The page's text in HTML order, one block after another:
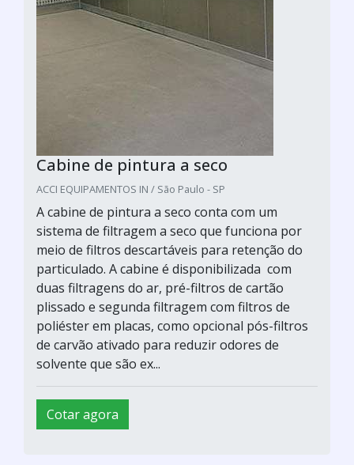
Cabine de pintura a seco
ACCI EQUIPAMENTOS IN / São Paulo - SP
A cabine de pintura a seco conta com um
sistema de filtragem a seco que funciona por
meio de filtros descartáveis para retenção do
particulado. A cabine é disponibilizada com
duas filtragens do ar, pré-filtros de cartão
plissado e segunda filtragem com filtros de
poliéster em placas, como opcional pós-filtros
de carvão ativado para reduzir odores de
solvente que são ex...
Cotar agora